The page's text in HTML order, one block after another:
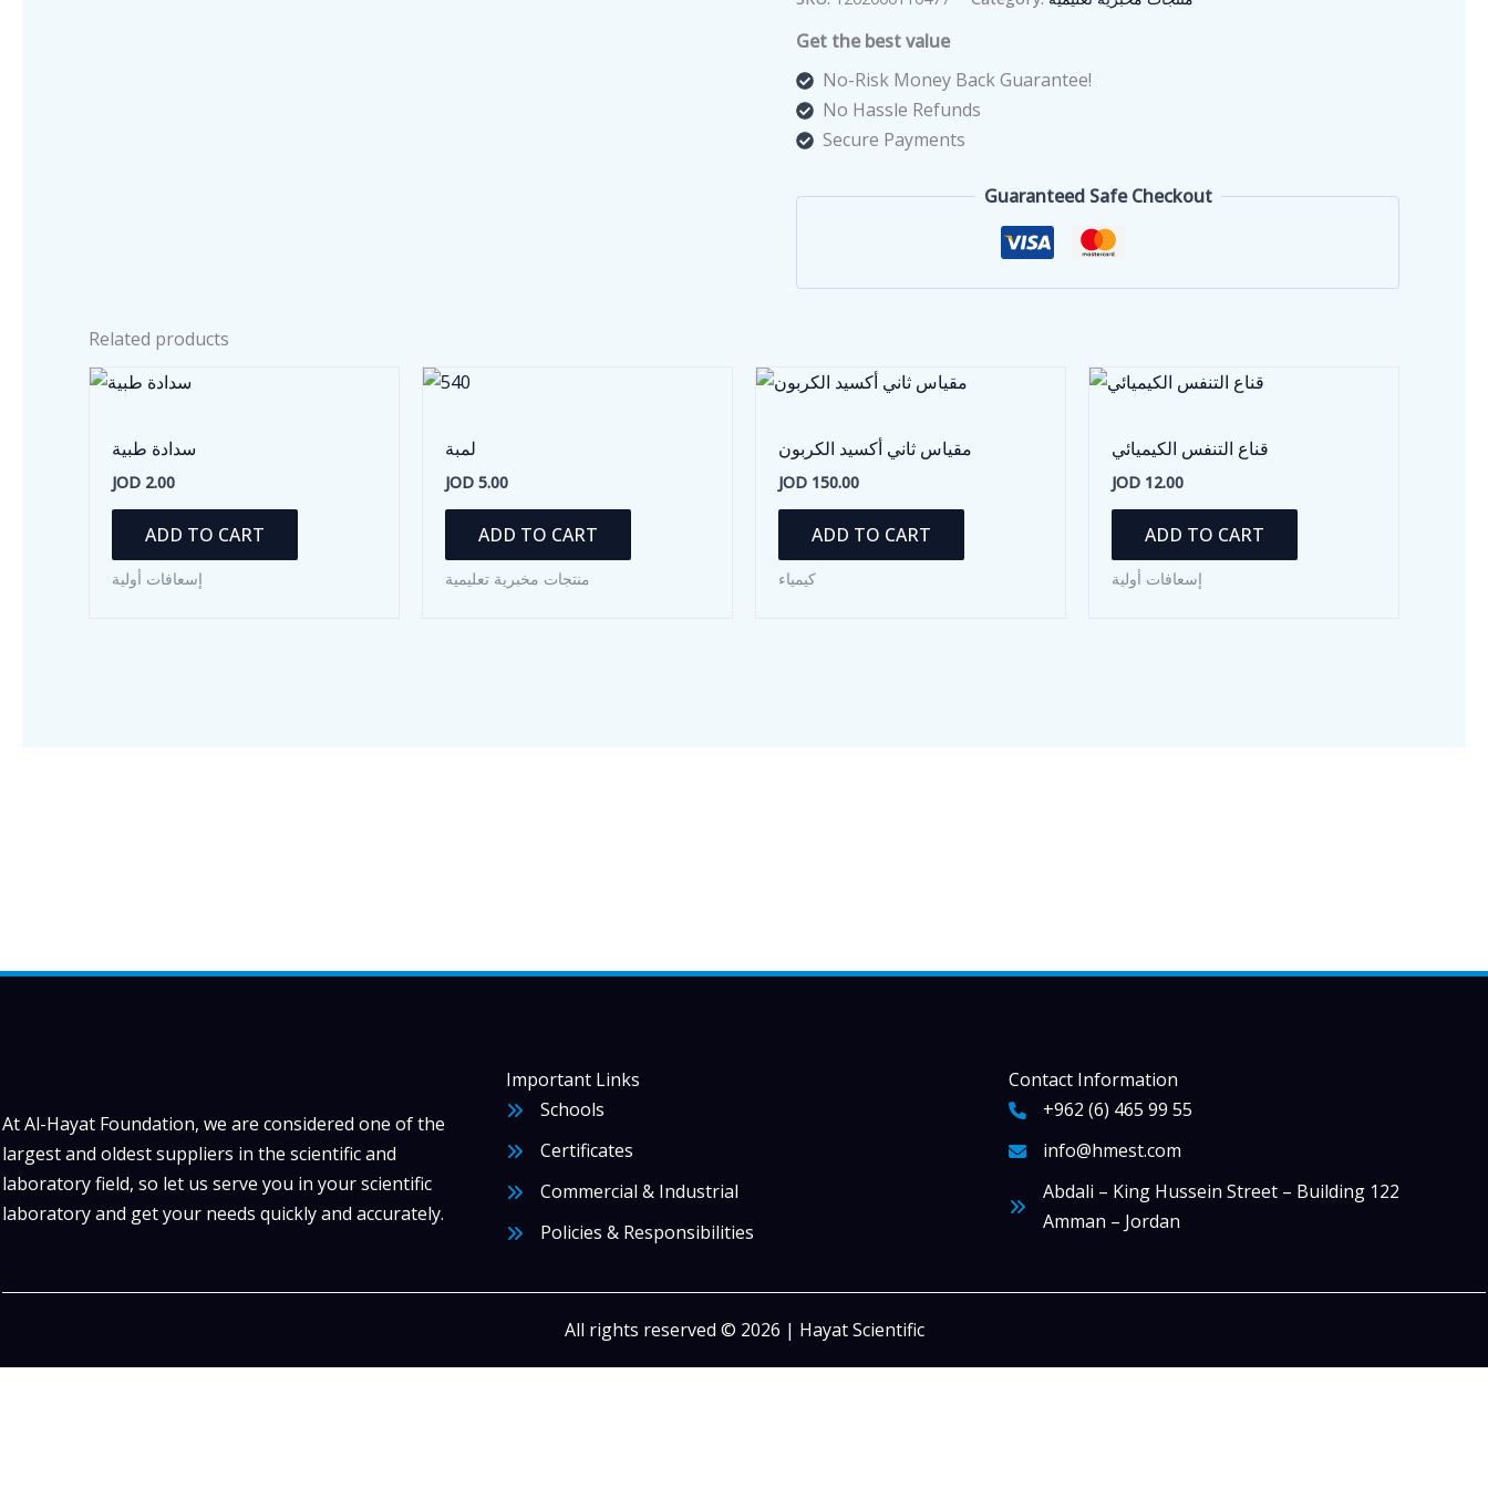
Get the best value
No-Risk Money Back Guarantee!
No Hassle Refunds
Secure Payments
Guaranteed Safe Checkout
Related products
سدادة طبية
JOD 2.00
ADD TO CART
إسعافات أولية
لمبة
JOD 5.00
ADD TO CART
منتجات مخبرية تعليمية
مقياس ثاني أكسيد الكربون
JOD 150.00
ADD TO CART
كيمياء
قناع التنفس الكيميائي
JOD 12.00
ADD TO CART
إسعافات أولية
At Al-Hayat Foundation, we are considered one of the
largest and oldest suppliers in the scientific and
laboratory field, so let us serve you in your scientific
laboratory and get your needs quickly and accurately.
Important Links
Schools
Certificates
Commercial & Industrial
Policies & Responsibilities
Contact Information
+962 (6) 465 99 55
info@hmest.com
Abdali – King Hussein Street – Building 122
Amman – Jordan
All rights reserved © 2026 | Hayat Scientific